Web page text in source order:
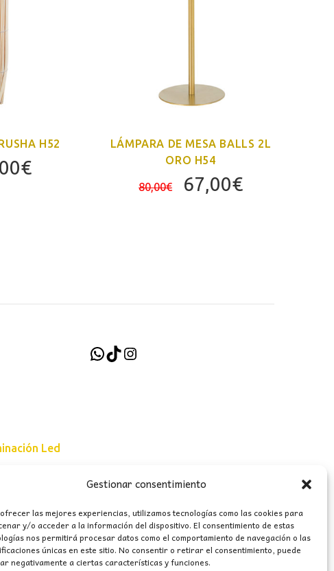
Gestionar consentimiento
las mejores experiencias, utilizamos tecnologías como las cookies para
y/o acceder a la información del dispositivo. El consentimiento de estas
nos permitirá procesar datos como el comportamiento de navegación o las
únicas en este sitio. No consentir o retirar el consentimiento, puede
negativamente a ciertas características y funciones.
H52
€El
LÁMPARA DE MESA BALLS 2L
ORO H54
80,00€
El
67,00€El
Led
de uso
Generales
WhatsApp
TikTokInstagram